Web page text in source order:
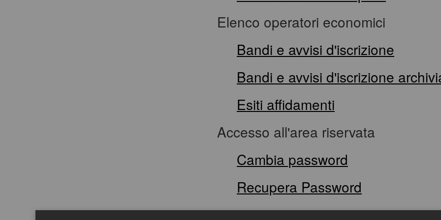
Elenco operatori economici
Bandi e avvisi d'iscrizione
Bandi e avvisi d'iscrizione
Esiti affidamenti
Accesso all'area riservata
Cambia password
Recupera Password